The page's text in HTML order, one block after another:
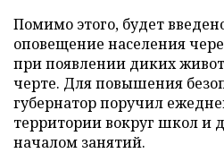
Помимо этого, будет
оповещение населения
при появлении диких
черте. Для повышения
губернатор поручил
территории вокруг школ и
началом занятий.